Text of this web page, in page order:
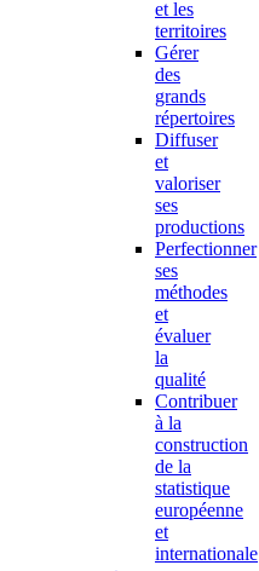
et les
territoires
Gérer
des
grands
répertoires
Diffuser
et
valoriser
ses
productions
Perfectionner
ses
méthodes
et
évaluer
la
qualité
Contribuer
à la
construction
de la
statistique
européenne
et
internationale